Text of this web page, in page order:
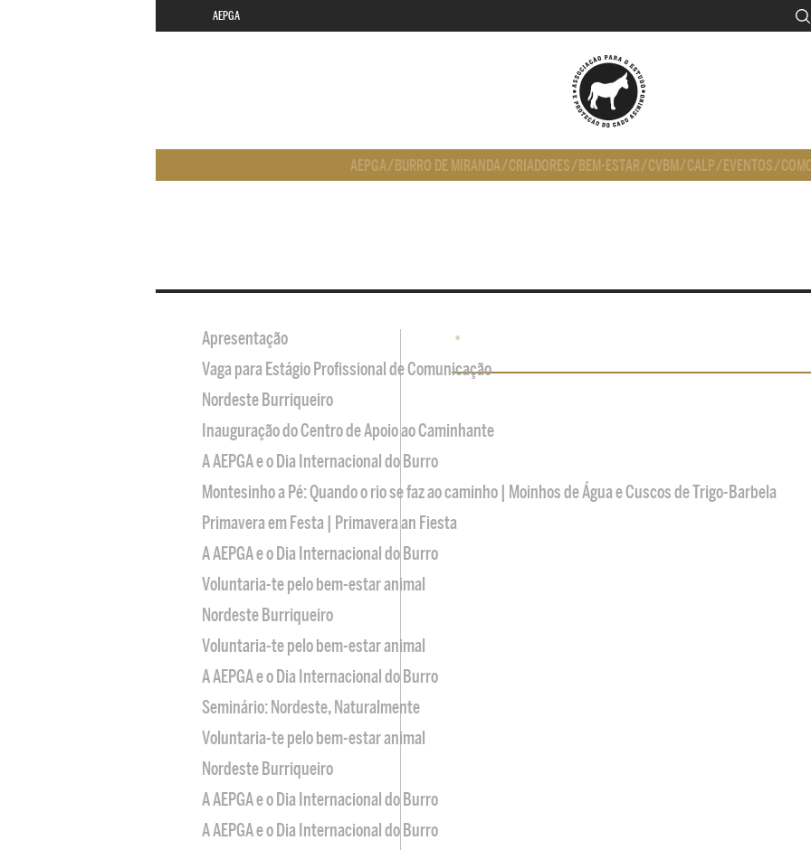
AEPGA
AEPGA/ BURRO DE MIRANDA/CRIADORES/ BEM-ESTAR/CVBM/CALP/ EVENTOS/
•
Apresentação
Vaga para Estágio Profissional de Comunicação
Nordeste Burriqueiro
Inauguração do Centro de Apoio ao Caminhante
A AEPGA e o Dia Internacional do Burro
Montesinho a Pé: Quando o rio se faz ao caminho | Moinhos de Água e Cuscos de Trigo-Barbela
Primavera em Festa | Primavera an Fiesta
A AEPGA e o Dia Internacional do Burro
Voluntaria-te pelo bem-estar animal
Nordeste Burriqueiro
Voluntaria-te pelo bem-estar animal
A AEPGA e o Dia Internacional do Burro
Seminário: Nordeste, Naturalmente
Voluntaria-te pelo bem-estar animal
Nordeste Burriqueiro
A AEPGA e o Dia Internacional do Burro
A AEPGA e o Dia Internacional do Burro